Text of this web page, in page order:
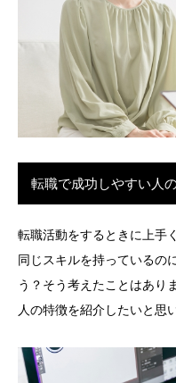
転職で成功しやすい人
転職活動をするときに上手
同じスキルを持っているの
う？そう考えたことはあり
人の特徴を紹介したいと思